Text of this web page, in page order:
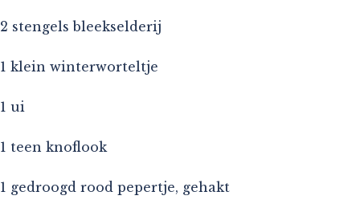
2 stengels bleekselderij
1 klein winterworteltje
1 ui
1 teen knoflook
1 gedroogd rood pepertje, gehakt